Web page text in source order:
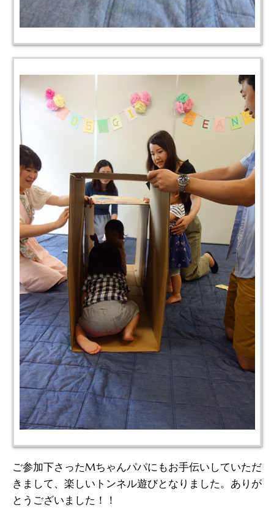
ご参加下さったMちゃんパパにもお手伝いしていただ
きまして、楽しいトンネル遊びとなりました。ありが
とうございました！！